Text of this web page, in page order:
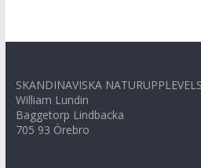
SKANDINAVISKA
William Lundin
Baggetorp Lindbacka
705 93 Örebro